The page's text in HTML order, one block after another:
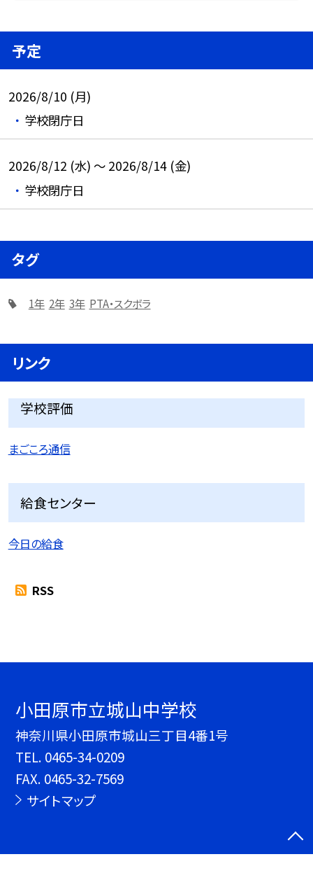
予定
2026/8/10 (月)
学校閉庁日
2026/8/12 (水) ～ 2026/8/14 (金)
学校閉庁日
タグ
1年 2年 3年 PTA・スクボラ
リンク
学校評価
まごころ通信
給食センター
今日の給食
RSS
小田原市立城山中学校
神奈川県小田原市城山三丁目4番1号
TEL. 0465-34-0209
FAX. 0465-32-7569
サイトマップ